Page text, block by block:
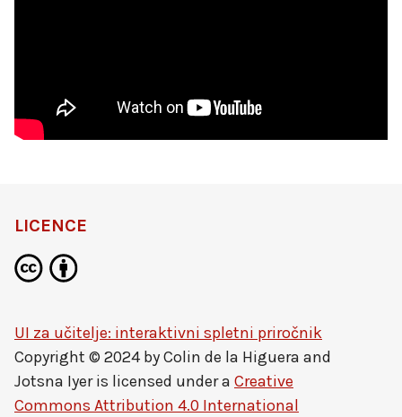
LICENCE
UI za učitelje: interaktivni spletni priročnik
Copyright © 2024 byColin de la Higuera and
Jotsna Iyeris licensed under a Creative
Commons Attribution 4.0 International